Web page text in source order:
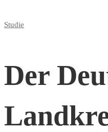
Studie
Der